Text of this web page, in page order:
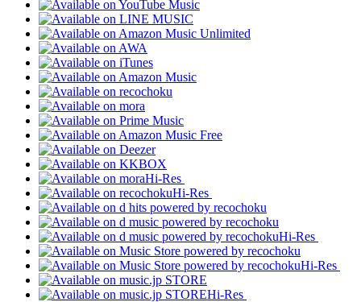
Hi-Res
Hi-Res
Hi-Res
Hi-Res
Hi-Res